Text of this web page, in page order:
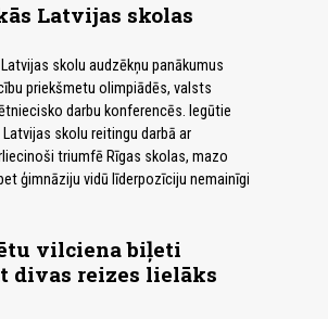
Latvijas skolas
skolu audzēkņu panākumus
priekšmetu olimpiādēs, valsts
darbu konferencēs. Iegūtie
skolu reitingu darbā ar
triumfē Rīgas skolas, mazo
ģimnāziju vidū līderpozīciju nemainīgi
vilciena biļeti
divas reizes lielāks